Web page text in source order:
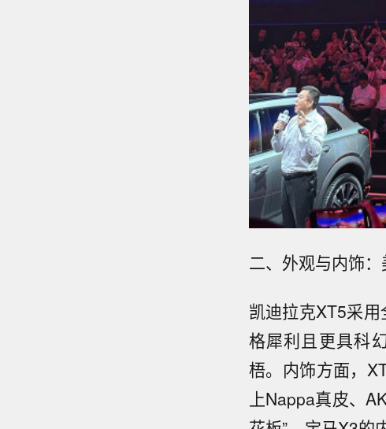
二、外观与内饰
凯迪拉克XT5采
格犀利且更具科
梧。内饰方面，
上Nappa真皮、